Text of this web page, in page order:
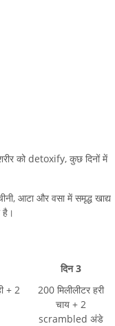
को detoxify, कुछ दिनों में
आटा और वसा में समृद्ध खाद्य
है।
दिन 3
+ 2
200 मिलीलीटर हरी
चाय + 2
scrambled अंडे